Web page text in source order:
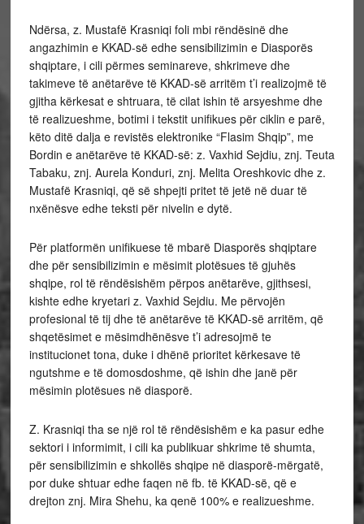
Ndërsa, z. Mustafë Krasniqi foli mbi rëndësinë dhe
angazhimin e KKAD-së edhe sensibilizimin e Diasporës
shqiptare, i cili përmes seminareve, shkrimeve dhe
takimeve të anëtarëve të KKAD-së arritëm t’i realizojmë të
gjitha kërkesat e shtruara, të cilat ishin të arsyeshme dhe
të realizueshme, botimi i tekstit unifikues për ciklin e parë,
këto ditë dalja e revistës elektronike “Flasim Shqip”, me
Bordin e anëtarëve të KKAD-së: z. Vaxhid Sejdiu, znj. Teuta
Tabaku, znj. Aurela Konduri, znj. Melita Oreshkovic dhe z.
Mustafë Krasniqi, që së shpejti pritet të jetë në duar të
nxënësve edhe teksti për nivelin e dytë.
Për platformën unifikuese të mbarë Diasporës shqiptare
dhe për sensibilizimin e mësimit plotësues të gjuhës
shqipe, rol të rëndësishëm përpos anëtarëve, gjithsesi,
kishte edhe kryetari z. Vaxhid Sejdiu. Me përvojën
profesional të tij dhe të anëtarëve të KKAD-së arritëm, që
shqetësimet e mësimdhënësve t’i adresojmë te
institucionet tona, duke i dhënë prioritet kërkesave të
ngutshme e të domosdoshme, që ishin dhe janë për
mësimin plotësues në diasporë.
Z. Krasniqi tha se një rol të rëndësishëm e ka pasur edhe
sektori i informimit, i cili ka publikuar shkrime të shumta,
për sensibilizimin e shkollës shqipe në diasporë-mërgatë,
por duke shtuar edhe faqen në fb. të KKAD-së, që e
drejton znj. Mira Shehu, ka qenë 100% e realizueshme.